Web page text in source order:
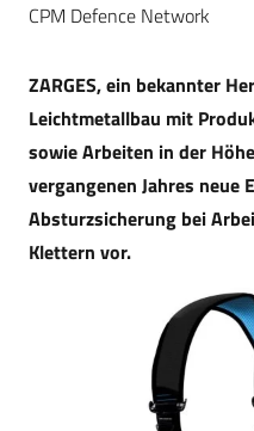
CPM Defence Network
ZARGES, ein bekannter
Leichtmetallbau mit
sowie Arbeiten in der
vergangenen Jahres neue
Absturzsicherung bei
Klettern vor.